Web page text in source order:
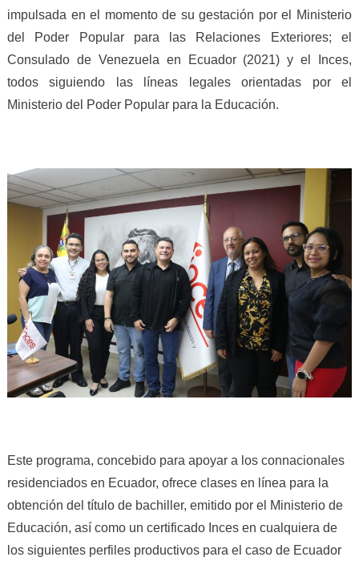
impulsada en el momento de su gestación por el Ministerio
del Poder Popular para las Relaciones Exteriores; el
Consulado de Venezuela en Ecuador (2021) y el Inces,
todos siguiendo las líneas legales orientadas por el
Ministerio del Poder Popular para la Educación.
Este programa, concebido para apoyar a los connacionales
residenciados en Ecuador, ofrece clases en línea para la
obtención del título de bachiller, emitido por el Ministerio de
Educación, así como un certificado Inces en cualquiera de
los siguientes perfiles productivos para el caso de Ecuador